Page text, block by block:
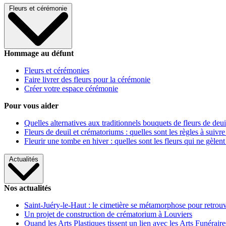
Fleurs et cérémonie
Hommage au défunt
Fleurs et cérémonies
Faire livrer des fleurs pour la cérémonie
Créer votre espace cérémonie
Pour vous aider
Quelles alternatives aux traditionnels bouquets de fleurs de
Fleurs de deuil et crématoriums : quelles sont les règles à
Fleurir une tombe en hiver : quelles sont les fleurs qui ne gèlent
Actualités
Nos actualités
Saint-Juéry-le-Haut : le cimetière se métamorphose pour
Un projet de construction de crématorium à Louviers
Quand les Arts Plastiques tissent un lien avec les Arts